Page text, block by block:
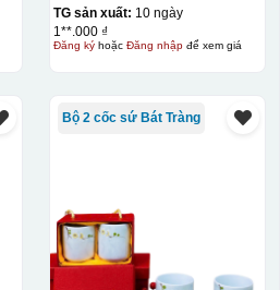
TG sản xuất: 10 ngày
1**.000 ₫
Đăng kýhoặc Đăng nhậpđể xem giá
Bộ 2 cốc sứ Bát Tràng